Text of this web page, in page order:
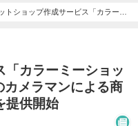
トショップ作成サービス「カラーミ
「カラーミーショッ
メラマンによる商
提供開始